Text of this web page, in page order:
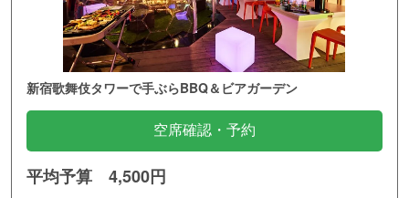
新宿歌舞伎タワーで手ぶらBBQ＆ビアガーデン
空席確認・予約
平均予算 4,500円